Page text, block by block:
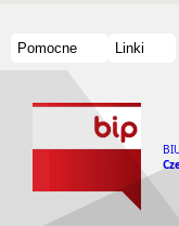
Pomocne Linki